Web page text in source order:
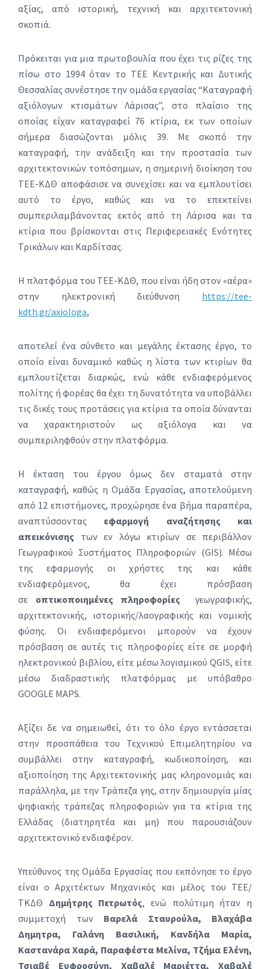
αξίας, από ιστορική, τεχνική και αρχιτεκτονική
σκοπιά.
Πρόκειται για μια πρωτοβουλία που έχει τις ρίζες της
πίσω στο 1994 όταν το ΤΕΕ Κεντρικής και Δυτικής
Θεσσαλίας συνέστησε την ομάδα εργασίας “Καταγραφή
αξιόλογων κτισμάτων Λάρισας”, στο πλαίσιο της
οποίας είχαν καταγραφεί 76 κτίρια, εκ των οποίων
σήμερα διασώζονται μόλις 39. Με σκοπό την
καταγραφή, την ανάδειξη και την προστασία των
αρχιτεκτονικών τοπόσημων, η σημερινή διοίκηση του
ΤΕΕ-ΚΔΘ αποφάσισε να συνεχίσει και να εμπλουτίσει
αυτό το έργο, καθώς και να το επεκτείνει
συμπεριλαμβάνοντας εκτός από τη Λάρισα και τα
κτίρια που βρίσκονται στις Περιφερειακές Ενότητες
Τρικάλων και Καρδίτσας.
Η πλατφόρμα του ΤΕΕ-ΚΔΘ, που είναι ήδη στον «αέρα»
στην ηλεκτρονική διεύθυνση https://tee-
kdth.gr/axiologa,
αποτελεί ένα σύνθετο και μεγάλης έκτασης έργο, το
οποίο είναι δυναμικό καθώς η λίστα των κτιρίων θα
εμπλουτίζεται διαρκώς, ενώ κάθε ενδιαφερόμενος
πολίτης ή φορέας θα έχει τη δυνατότητα να υποβάλλει
τις δικές τους προτάσεις για κτίρια τα οποία δύνανται
να χαρακτηριστούν ως αξιόλογα και να
συμπεριληφθούν στην πλατφόρμα.
Η έκταση του έργου όμως δεν σταματά στην
καταγραφή, καθώς η Ομάδα Εργασίας, αποτελούμενη
από 12 επιστήμονες, προχώρησε ένα βήμα παραπέρα,
αναπτύσσοντας εφαρμογή αναζήτησης και
απεικόνισης των εν λόγω κτιρίων σε περιβάλλον
Γεωγραφικού Συστήματος Πληροφοριών (GIS). Μέσω
της εφαρμογής οι χρήστες της και κάθε
ενδιαφερόμενος, θα έχει πρόσβαση
σε οπτικοποιημένες πληροφορίες γεωγραφικής,
αρχιτεκτονικής, ιστορικής/λαογραφικής και νομικής
φύσης. Οι ενδιαφερόμενοι μπορούν να έχουν
πρόσβαση σε αυτές τις πληροφορίες είτε σε μορφή
ηλεκτρονικού βιβλίου, είτε μέσω λογισμικού QGIS, είτε
μέσω διαδραστικής πλατφόρμας με υπόβαθρο
GOOGLE MAPS.
Αξίζει δε να σημειωθεί, ότι το όλο έργο εντάσσεται
στην προσπάθεια του Τεχνικού Επιμελητηρίου να
συμβάλλει στην καταγραφή, κωδικοποίηση, και
αξιοποίηση της Αρχιτεκτονικής μας κληρονομιάς και
παράλληλα, με την Τράπεζα γης, στην δημιουργία μίας
ψηφιακής τράπεζας πληροφοριών για τα κτίρια της
Ελλάδας (διατηρητέα και μη) που παρουσιάζουν
αρχιτεκτονικό ενδιαφέρον.
Υπεύθυνος της Ομάδα Εργασίας που εκπόνησε το έργο
είναι ο Αρχιτέκτων Μηχανικός και μέλος του ΤΕΕ/
ΤΚΔΘ Δημήτρης Πετρωτός, ενώ πολύτιμη ήταν η
συμμετοχή των Βαρελά Σταυρούλα, Βλαχάβα
Δημητρα, Γαλάνη Βασιλική, Κανδήλα Μαρία,
Καστανάρα Χαρά, Παραφέστα Μελίνα, Τζήμα Ελένη,
Τσιαβέ Ευφροσύνη, Χαβαλέ Μαριέττα, Χαβαλέ